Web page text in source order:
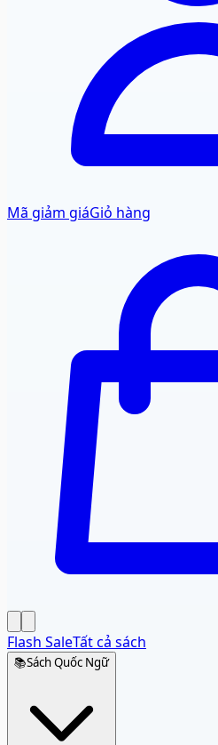
Mã giảm giáGiỏ hàng
Flash SaleTất cả sách
📚Sách Quốc Ngữ